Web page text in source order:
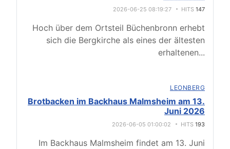
2026-06-25 08:19:27 HITS 147
Hoch über dem Ortsteil Büchenbronn erhebt
sich die Bergkirche als eines der ältesten
erhaltenen...
LEONBERG
Brotbacken im Backhaus Malmsheim am 13.
Juni 2026
2026-06-05 01:00:02 HITS 193
Im Backhaus Malmsheim findet am 13. Juni